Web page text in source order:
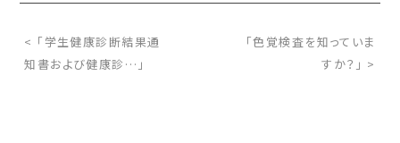
< 「学生健康診断結果通
知書および健康診…」
「色覚検査を知っていま
すか？」 >